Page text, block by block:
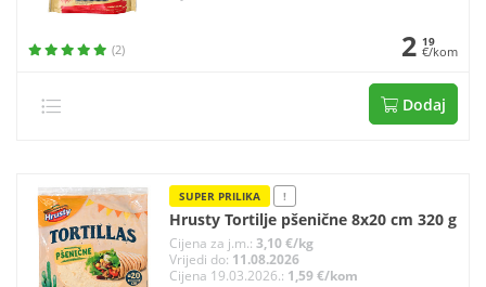
(2) 2 19
€/kom
Dodaj
SUPER PRILIKA !
Hrusty Tortilje pšenične 8x20 cm 320 g
Cijena za j.m.: 3,10 €/kg
Vrijedi do: 11.08.2026
Cijena 19.03.2026.: 1,59 €/kom